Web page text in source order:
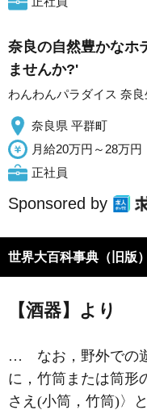
奈良の自然豊かなホ
ませんか?'
わんわんパラダイス 奈
奈良県 平群町
月給20万円～28万円
正社員
Sponsored by
世界大百科事典（旧版）
【酒器】より
… なお，野外での
に，竹筒または筒形
さえ(小筒，竹筒)〉